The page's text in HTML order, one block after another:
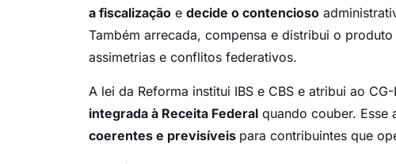
a fiscalização e decide o contencioso
Também arrecada, compensa e distribui o
assimetrias e conflitos federativos.
A lei da Reforma institui IBS e CBS e atribui ao
integrada à Receita Federal quando couber.
coerentes e previsíveis para contribuintes que